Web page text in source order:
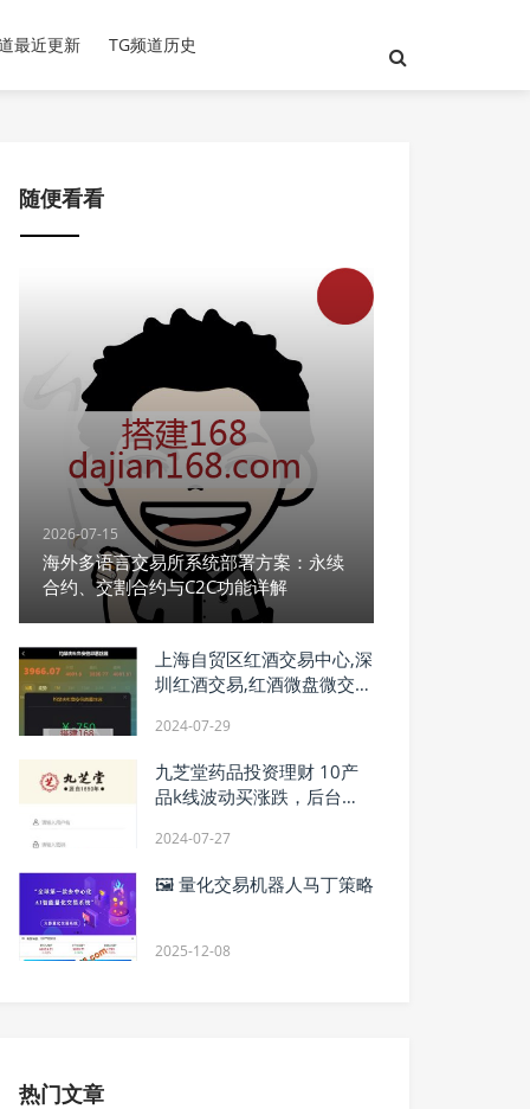
最近更新 TG频道历史
随便看看
2026-07-15
海外多语言交易所系统部署方案：永续
合约、交割合约与C2C功能详解
上海自贸区红酒交易中心,深
圳红酒交易,红酒微盘微交易
2024-07-29
九芝堂药品投资理财 10产
品k线波动买涨跌，后台可
比
2024-07-27
🖼 量化交易机器人马丁策略
2025-12-08
热门文章